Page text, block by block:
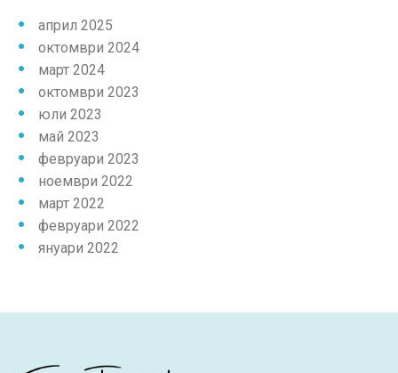
април 2025
октомври 2024
март 2024
октомври 2023
юли 2023
май 2023
февруари 2023
ноември 2022
март 2022
февруари 2022
януари 2022